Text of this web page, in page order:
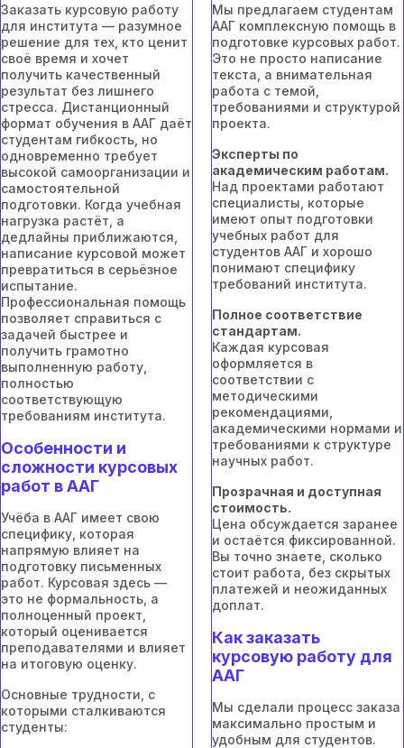
Заказать курсовую работу
для института — разумное
решение для тех, кто ценит
своё время и хочет
получить качественный
результат без лишнего
стресса. Дистанционный
формат обучения в ААГ даёт
студентам гибкость, но
одновременно требует
высокой самоорганизации и
самостоятельной
подготовки. Когда учебная
нагрузка растёт, а
дедлайны приближаются,
написание курсовой может
превратиться в серьёзное
испытание.
Профессиональная помощь
позволяет справиться с
задачей быстрее и
получить грамотно
выполненную работу,
полностью
соответствующую
требованиям института.
Особенности и
сложности курсовых
работ в ААГ
Учёба в ААГ имеет свою
специфику, которая
напрямую влияет на
подготовку письменных
работ. Курсовая здесь —
это не формальность, а
полноценный проект,
который оценивается
преподавателями и влияет
на итоговую оценку.
Основные трудности, с
которыми сталкиваются
студенты:
Мы предлагаем студентам
ААГ комплексную помощь в
подготовке курсовых работ.
Это не просто написание
текста, а внимательная
работа с темой,
требованиями и структурой
проекта.
Эксперты по
академическим работам.
Над проектами работают
специалисты, которые
имеют опыт подготовки
учебных работ для
студентов ААГ и хорошо
понимают специфику
требований института.
Полное соответствие
стандартам.
Каждая курсовая
оформляется в
соответствии с
методическими
рекомендациями,
академическими нормами и
требованиями к структуре
научных работ.
Прозрачная и доступная
стоимость.
Цена обсуждается заранее
и остаётся фиксированной.
Вы точно знаете, сколько
стоит работа, без скрытых
платежей и неожиданных
доплат.
Как заказать
курсовую работу для
ААГ
Мы сделали процесс заказа
максимально простым и
удобным для студентов.